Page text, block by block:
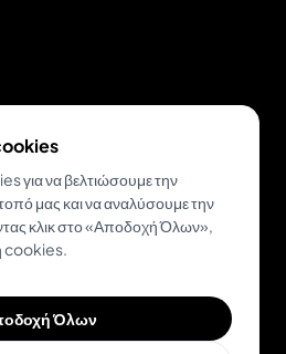
για να βελτιώσουμε την
μας και να αναλύσουμε την
κλικ στο «Αποδοχή Όλων»,
cookies.
Όλων